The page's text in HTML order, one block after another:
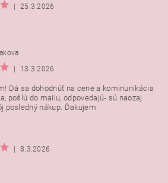
| 25.3.2026
|
13.3.2026
Dá sa dohodnúť na cene a kominunikácia
pošlú do mailu, odpovedajú- sú naozaj
posledný nákup. Ďakujem
| 8.3.2026